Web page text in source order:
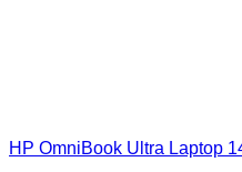
HP OmniBook Ultra Laptop